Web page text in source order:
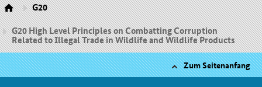
G20
G20 High Level Principles on Combatting Corruption
Related to Illegal Trade in Wildlife and Wildlife Products
Zum Seitenanfang